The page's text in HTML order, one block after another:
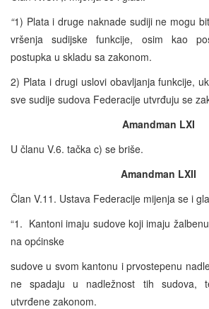
“1) Plata i druge naknade sudiji ne mogu
vršenja sudijske funkcije, osim kao
postupka u skladu sa zakonom.
2) Plata i drugi uslovi obavljanja funkcije,
sve sudije sudova Federacije utvrđuju se
Amandman LXI
U članu V.6. tačka c) se briše.
Amandman LXII
Član V.11. Ustava Federacije mijenja se i
“1. Kantoni imaju sudove koji imaju
na općinske
sudove u svom kantonu i prvostepenu
ne spadaju u nadležnost tih sudova,
utvrđene zakonom.